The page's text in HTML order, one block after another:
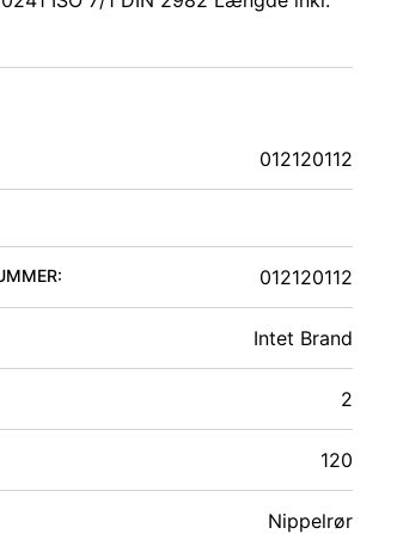
012120112
012120112
Intet Brand
2
120
Nippelrør